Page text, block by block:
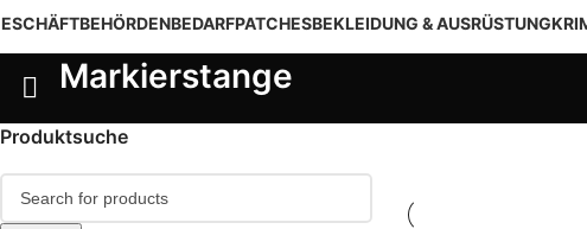
BEHÖRDENBEDARFPATCHESBEKLEIDUNG & AUSRÜSTUNG
Markierstange
Produktsuche